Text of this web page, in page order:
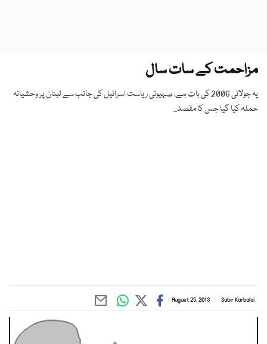
مزاحمت کے سات سال
یہ جولائی 2006 کی بات ہے، صہیونی ریاست اسرائیل کی جانب سے لبنان پر وحشیانہ
حملہ کیا گیا جس کا مقصد...
Sabir Karbalai
August 25, 2013